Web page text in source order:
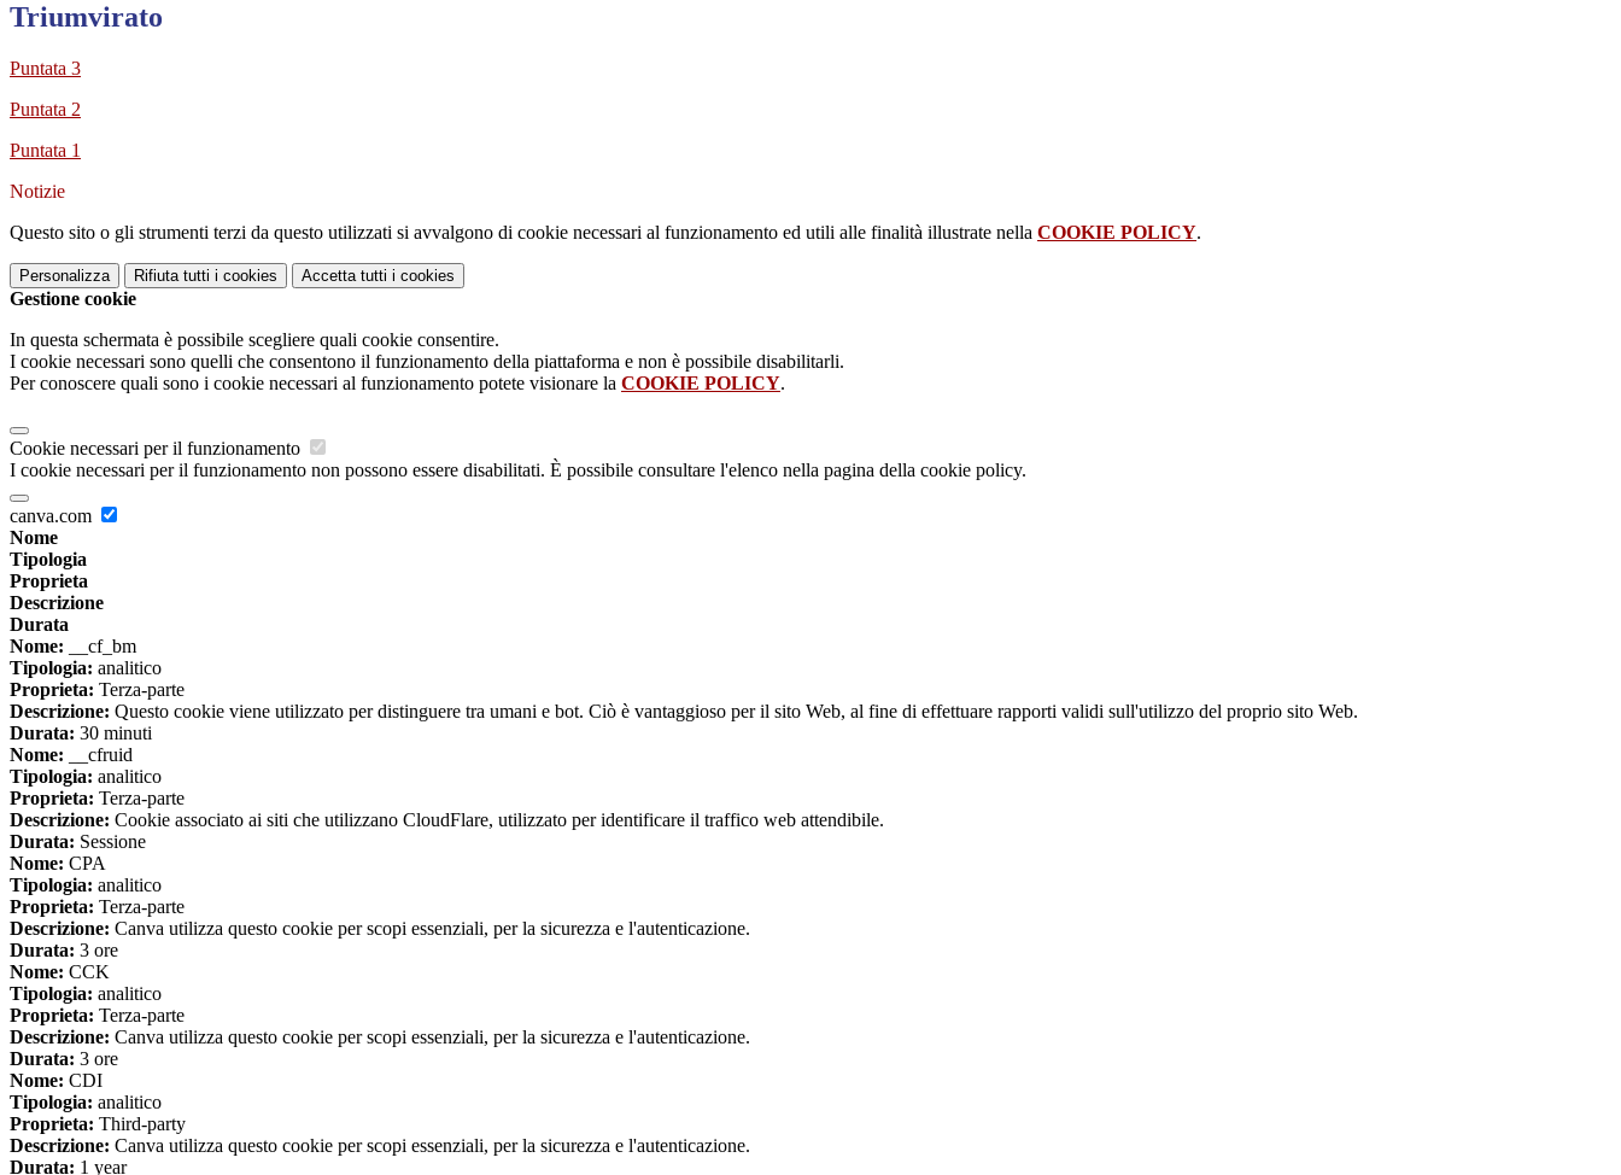
Triumvirato
Puntata 3
Puntata 2
Puntata 1
Notizie
Questo sito o gli strumenti terzi da questo utilizzati si avvalgono di cookie necessari al funzionamento ed utili alle finalità illustrate nella COOKIE POLICY.
Personalizza Rifiuta tutti i cookies Accetta tutti i cookies
Gestione cookie
In questa schermata è possibile scegliere quali cookie consentire.
I cookie necessari sono quelli che consentono il funzionamento della piattaforma e non è possibile disabilitarli.
Per conoscere quali sono i cookie necessari al funzionamento potete visionare la COOKIE POLICY.
Cookie necessari per il funzionamento
I cookie necessari per il funzionamento non possono essere disabilitati. È possibile consultare l'elenco nella pagina della cookie policy.
canva.com
Nome
Tipologia
Proprieta
Descrizione
Durata
Nome: __cf_bm
Tipologia: analitico
Proprieta: Terza-parte
Descrizione: Questo cookie viene utilizzato per distinguere tra umani e bot. Ciò è vantaggioso per il sito Web, al fine di effettuare rapporti validi sull'utilizzo del proprio sito Web.
Durata: 30 minuti
Nome: __cfruid
Tipologia: analitico
Proprieta: Terza-parte
Descrizione: Cookie associato ai siti che utilizzano CloudFlare, utilizzato per identificare il traffico web attendibile.
Durata: Sessione
Nome: CPA
Tipologia: analitico
Proprieta: Terza-parte
Descrizione: Canva utilizza questo cookie per scopi essenziali, per la sicurezza e l'autenticazione.
Durata: 3 ore
Nome: CCK
Tipologia: analitico
Proprieta: Terza-parte
Descrizione: Canva utilizza questo cookie per scopi essenziali, per la sicurezza e l'autenticazione.
Durata: 3 ore
Nome: CDI
Tipologia: analitico
Proprieta: Third-party
Descrizione: Canva utilizza questo cookie per scopi essenziali, per la sicurezza e l'autenticazione.
Durata: 1 year